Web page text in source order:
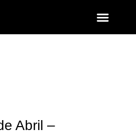
Abril –